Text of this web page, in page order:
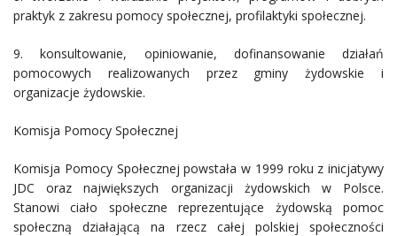
praktyk z zakresu pomocy społecznej, profilaktyki społecznej.
9. konsultowanie, opiniowanie, dofinansowanie działań
pomocowych realizowanych przez gminy żydowskie i
organizacje żydowskie.
Komisja Pomocy Społecznej
Komisja Pomocy Społecznej powstała w 1999 roku z inicjatywy
JDC oraz największych organizacji żydowskich w Polsce.
Stanowi ciało społeczne reprezentujące żydowską pomoc
społeczną działającą na rzecz całej polskiej społeczności